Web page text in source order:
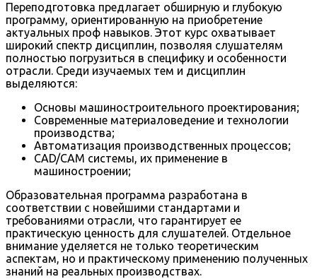
Переподготовка предлагает обширную и глубокую
программу, ориентированную на приобретение
актуальных проф навыков. Этот курс охватывает
широкий спектр дисциплин, позволяя слушателям
полностью погрузиться в специфику и особенности
отрасли. Среди изучаемых тем и дисциплин
выделяются:
Основы машиностроительного проектирования;
Современные материаловедение и технологии
производства;
Автоматизация производственных процессов;
CAD/CAM системы, их применение в
машиностроении;
Образовательная программа разработана в
соответствии с новейшими стандартами и
требованиями отрасли, что гарантирует ее
практическую ценность для слушателей. Отдельное
внимание уделяется не только теоретическим
аспектам, но и практическому применению полученных
знаний на реальных производствах.